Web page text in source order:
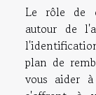
Le rôle de
autour de
plan de
vous aider